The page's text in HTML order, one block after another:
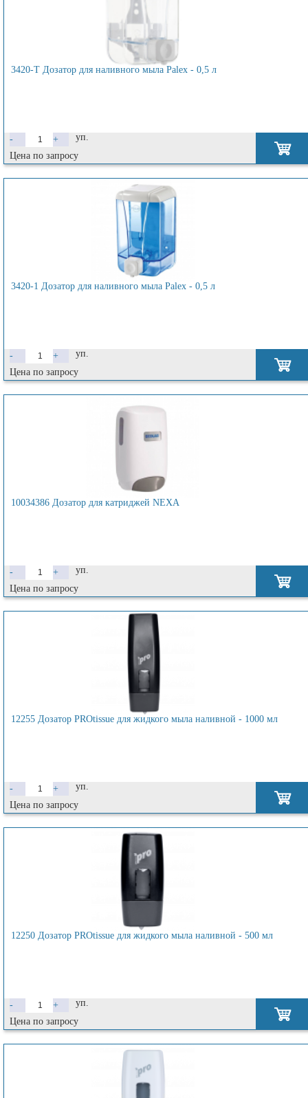
3420-T Дозатор для наливного мыла Palex - 0,5 л
- +
уп.
Цена по запросу
3420-1 Дозатор для наливного мыла Palex - 0,5 л
- +
уп.
Цена по запросу
10034386 Дозатор для катриджей NEXA
- +
уп.
Цена по запросу
12255 Дозатор PROtissue для жидкого мыла наливной - 1000 мл
- +
уп.
Цена по запросу
12250 Дозатор PROtissue для жидкого мыла наливной - 500 мл
- +
уп.
Цена по запросу